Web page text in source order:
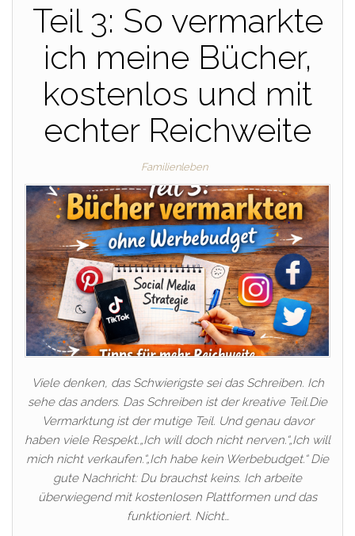
Teil 3: So vermarkte
ich meine Bücher,
kostenlos und mit
echter Reichweite
Familienleben
Viele denken, das Schwierigste sei das Schreiben. Ich
sehe das anders. Das Schreiben ist der kreative Teil.Die
Vermarktung ist der mutige Teil. Und genau davor
haben viele Respekt.„Ich will doch nicht nerven.“„Ich will
mich nicht verkaufen.“„Ich habe kein Werbebudget.“ Die
gute Nachricht: Du brauchst keins. Ich arbeite
überwiegend mit kostenlosen Plattformen und das
funktioniert. Nicht…